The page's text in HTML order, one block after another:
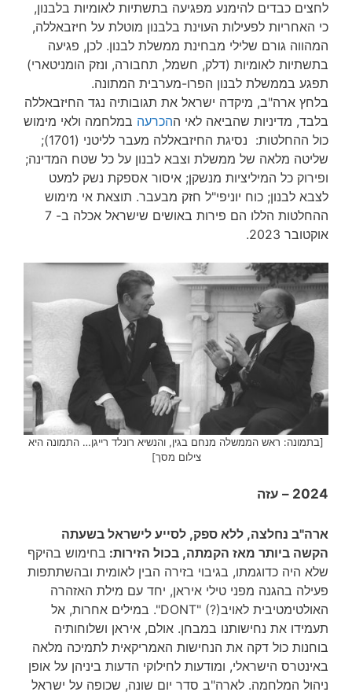
לחצים כבדים להימנע מפגיעה בתשתיות לאומיות בלבנון,
כי האחריות לפעילות העוינת בלבנון מוטלת על חיזבאללה,
המהווה גורם שלילי מבחינת ממשלת לבנון. לכן, פגיעה
בתשתיות לאומיות (דלק, חשמל, תחבורה, ונזק הומניטארי)
תפגע בממשלת לבנון הפרו-מערבית המתונה.
בלחץ ארה"ב, מיקדה ישראל את תגובותיה נגד החיזבאללה
בלבד, מדיניות שהביאה לאי ההכרעה במלחמה ולאי מימוש
כול ההחלטות: נסיגת החיזבאללה מעבר לליטני (1701);
שליטה מלאה של ממשלת וצבא לבנון על כל שטח המדינה;
ופירוק כל המיליציות מנשקן; איסור אספקת נשק למעט
לצבא לבנון; כוח יוניפי"ל חזק מבעבר. תוצאת אי מימוש
ההחלטות הללו הם פירות באושים שישראל אכלה ב- 7
אוקטובר 2023.
[בתמונה: ראש הממשלה מנחם בגין, והנשיא רונלד רייגן… התמונה היא
צילום מסך]
2024 – עזה
ארה"ב נחלצה, ללא ספק, לסייע לישראל בשעתה
הקשה ביותר מאז הקמתה, בכול הזירות: בחימוש בהיקף
שלא היה כדוגמתו, בגיבוי בזירה הבין לאומית ובהשתתפות
פעילה בהגנה מפני טילי איראן, יחד עם מילת האזהרה
האולטימטיבית לאויב(?) "DONT". במילים אחרות, אל
תעמידו את נחישותנו במבחן. אולם, איראן ושלוחותיה
בוחנות כול דקה את הנחישות האמריקאית לתמיכה מלאה
באינטרס הישראלי, ומודעות לחילוקי הדעות ביניהן על אופן
ניהול המלחמה. לארה"ב סדר יום שונה, שכופה על ישראל